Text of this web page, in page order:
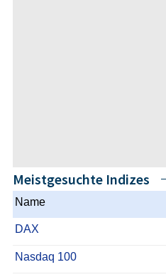
Meistgesuchte Indizes
Name
DAX
Nasdaq 100